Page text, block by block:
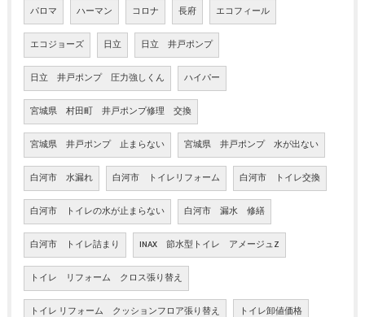
パロマ ハーマン コロナ 長府 エコフィール
エコジョーズ 日立 日立 井戸ポンプ
日立 井戸ポンプ 圧力強しくん ハイパー
宮城県 村田町 井戸ポンプ修理 交換
宮城県 井戸ポンプ 止まらない 宮城県 井戸ポンプ 水が出ない
白河市 水漏れ 白河市 トイレリフォーム 白河市 トイレ交換
白河市 トイレの水が止まらない 白河市 漏水 修繕
白河市 トイレ詰まり INAX 節水型トイレ アメージュZ
トイレ リフォーム クロス張り替え
トイレ リフォーム クッションフロア張り替え トイレ卸値価格